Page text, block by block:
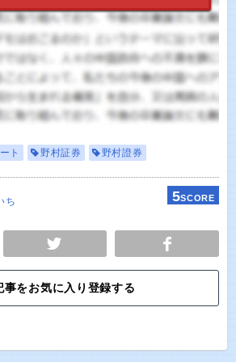
ト 野村証券 野村證券
ち 5SCORE
事をお気に入り登録する